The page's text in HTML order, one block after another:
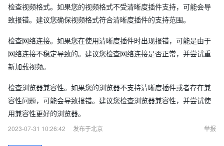
检查视频格式。如果您的视频格式不受清晰度插件支持，可能会导
致报错。建议您确保视频格式符合清晰度插件的支持范围。
检查网络连接。如果您在使用清晰度插件时出现报错，可能是由于
网络连接不稳定导致的。建议您检查网络连接是否正常，并尝试重
新加载视频。
检查浏览器兼容性。如果您的浏览器不支持清晰度插件或者存在兼
容性问题，可能会导致报错。建议您检查浏览器兼容性，并尝试使
用兼容性更好的浏览器。
2023-07-31 10:26:42
发布于北京 举报